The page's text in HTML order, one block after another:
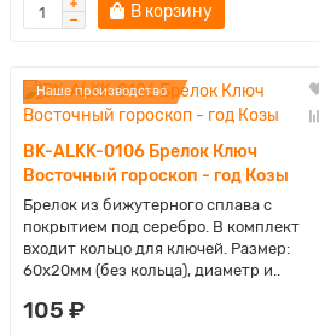
В корзину
Наше производство
BK-ALKK-0106 Брелок Ключ
Восточный гороскоп - год Козы
Брелок из бижутерного сплава с
покрытием под серебро. В комплект
входит кольцо для ключей. Размер:
60х20мм (без кольца), диаметр и..
105 ₽